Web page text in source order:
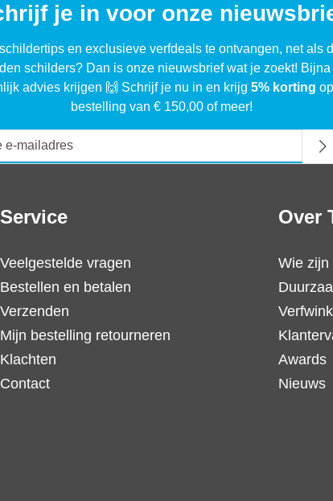
je in voor onze
en exclusieve verfdeals te ontvangen, net als
schilders? Dan is onze nieuwsbrief wat je zoekt!
advies krijgen 🙌 Schrijf je nu in en krijg5% korting
bestelling van € 150,00 of meer!
Service
Veelgestelde vragen
Bestellen en betalen
Verzenden
Mijn bestelling retourneren
Klachten
Contact
Over
Wie zijn
Awards
Nieuws